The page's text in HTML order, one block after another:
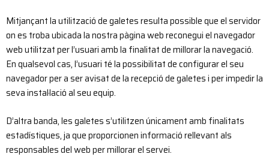
Mitjançant la utilització de galetes resulta possible que el servidor
on es troba ubicada la nostra pàgina web reconegui el navegador
web utilitzat per l’usuari amb la finalitat de millorar la navegació.
En qualsevol cas, l’usuari té la possibilitat de configurar el seu
navegador per a ser avisat de la recepció de galetes i per impedir la
seva instal·lació al seu equip.
D’altra banda, les galetes s’utilitzen únicament amb finalitats
estadístiques, ja que proporcionen informació rellevant als
responsables del web per millorar el servei.